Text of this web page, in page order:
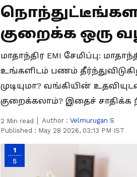
குறைக்க ஒரு
மாதாந்திர EMI சேமிப்பு:
உங்களிடம் பணம்
முடியுமா? வங்கியின்
குறைக்கலாம்? இதைச்
2 Min read Author : Velmurugan S
Published : May 28 2026, 03:13 PM IST
1
5